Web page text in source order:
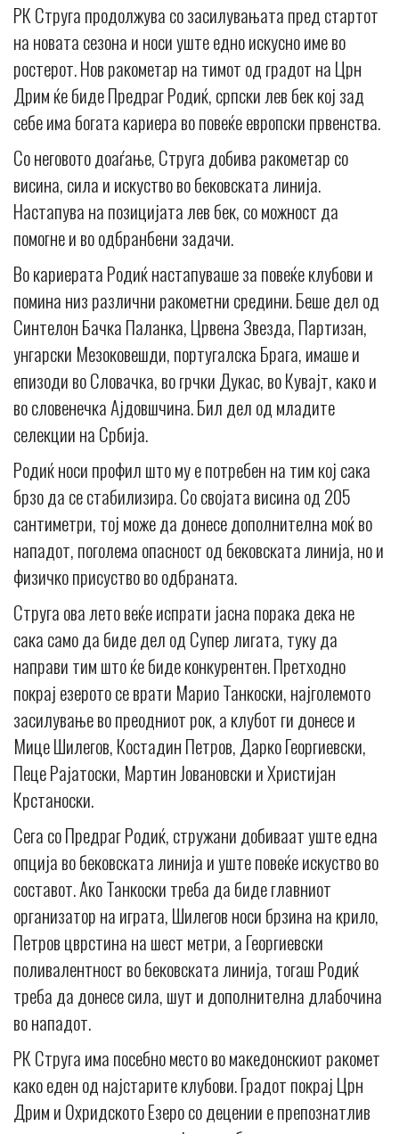
РК Струга продолжува со засилувањата пред стартот
на новата сезона и носи уште едно искусно име во
ростерот. Нов ракометар на тимот од градот на Црн
Дрим ќе биде Предраг Родиќ, српски лев бек кој зад
себе има богата кариера во повеќе европски првенства.
Со неговото доаѓање, Струга добива ракометар со
висина, сила и искуство во бековската линија.
Настапува на позицијата лев бек, со можност да
помогне и во одбранбени задачи.
Во кариерата Родиќ настапуваше за повеќе клубови и
помина низ различни ракометни средини. Беше дел од
Синтелон Бачка Паланка, Црвена Звезда, Партизан,
унгарски Мезоковешди, португалска Брага, имаше и
епизоди во Словачка, во грчки Дукас, во Кувајт, како и
во словенечка Ајдовшчина. Бил дел од младите
селекции на Србија.
Родиќ носи профил што му е потребен на тим кој сака
брзо да се стабилизира. Со својата висина од 205
сантиметри, тој може да донесе дополнителна моќ во
нападот, поголема опасност од бековската линија, но и
физичко присуство во одбраната.
Струга ова лето веќе испрати јасна порака дека не
сака само да биде дел од Супер лигата, туку да
направи тим што ќе биде конкурентен. Претходно
покрај езерото се врати Марио Танкоски, најголемото
засилување во преодниот рок, а клубот ги донесе и
Мице Шилегов, Костадин Петров, Дарко Георгиевски,
Пеце Рајатоски, Мартин Јовановски и Христијан
Крстаноски.
Сега со Предраг Родиќ, стружани добиваат уште една
опција во бековската линија и уште повеќе искуство во
составот. Ако Танкоски треба да биде главниот
организатор на играта, Шилегов носи брзина на крило,
Петров цврстина на шест метри, а Георгиевски
поливалентност во бековската линија, тогаш Родиќ
треба да донесе сила, шут и дополнителна длабочина
во нападот.
РК Струга има посебно место во македонскиот ракомет
како еден од најстарите клубови. Градот покрај Црн
Дрим и Охридското Езеро со децении е препознатлив